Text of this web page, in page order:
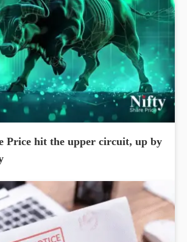
Price hit the upper circuit, up by